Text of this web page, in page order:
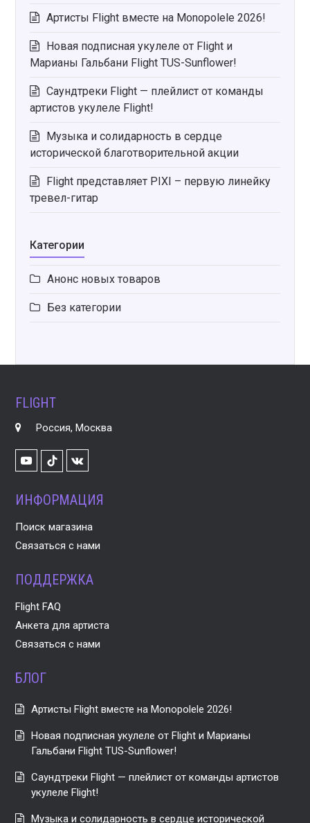
Артисты Flight вместе на Monopolele 2026!
Новая подписная укулеле от Flight и
Марианы Гальбани Flight TUS-Sunflower!
Саундтреки Flight — плейлист от команды
артистов укулеле Flight!
Музыка и солидарность в сердце
исторической благотворительной акции
Flight представляет PIXI – первую линейку
тревел-гитар
Категории
Анонс новых товаров
Без категории
FLIGHT
Россия, Москва
YoutubeTikTok
VK
ИНФОРМАЦИЯ
Поиск магазина
Связаться с нами
ПОДДЕРЖКА
Flight FAQ
Анкета для артиста
Связаться с нами
БЛОГ
Артисты Flight вместе на Monopolele 2026!
Новая подписная укулеле от Flight и Марианы
Гальбани Flight TUS-Sunflower!
Саундтреки Flight — плейлист от команды артистов
укулеле Flight!
Музыка и солидарность в сердце исторической